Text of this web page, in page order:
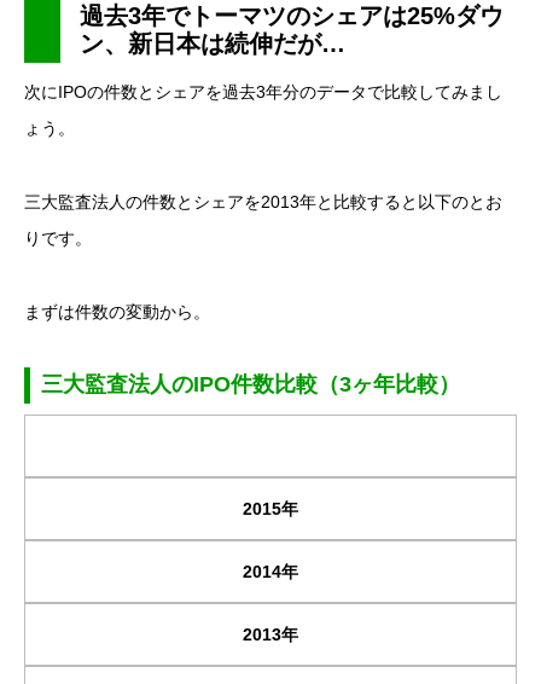
過去3年でトーマツのシェアは25%ダウ
ン、新日本は続伸だが…
次にIPOの件数とシェアを過去3年分のデータで比較してみまし
ょう。
三大監査法人の件数とシェアを2013年と比較すると以下のとお
りです。
まずは件数の変動から。
三大監査法人のIPO件数比較（3ヶ年比較）
2015年
2014年
2013年